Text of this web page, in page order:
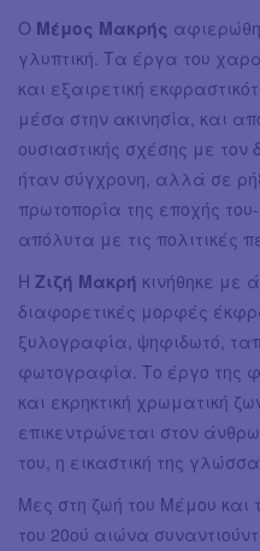
Ο Μέμος Μακρής
γλυπτική. Τα έργα του
και εξαιρετική
μέσα στην ακινησία, και
ουσιαστικής σχέσης με τον
ήταν σύγχρονη, αλλά σε
πρωτοπορία της εποχής
απόλυτα με τις πολιτικές
Η Ζιζή Μακρή κινήθηκε με
διαφορετικές μορφές
ξυλογραφία, ψηφιδωτό,
φωτογραφία. Το έργο της
και εκρηκτική χρωματική
επικεντρώνεται στον
του, η εικαστική της
Μες στη ζωή του Μέμου και
του 20ού αιώνα